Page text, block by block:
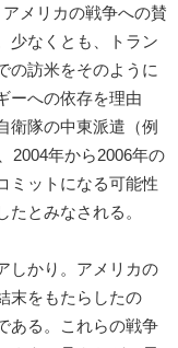
メリカの戦争への賛
少なくとも、トラン
の訪米をそのように
ーへの依存を理由
衛隊の中東派遣（例
2004年から2006年の
ミットになる可能性
とみなされる。
しかり。アメリカの
末をもたらしたの
ある。これらの戦争